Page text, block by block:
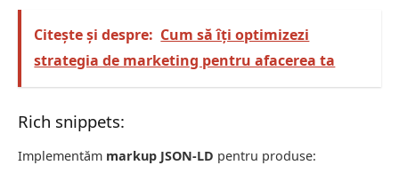
Citește și despre: Cum să îți optimizezi
strategia de marketing pentru afacerea ta
Rich snippets:
Implementăm markup JSON-LD pentru produse: